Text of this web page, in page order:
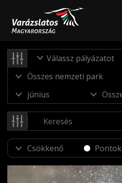
Válassz pályázatot
Pontok